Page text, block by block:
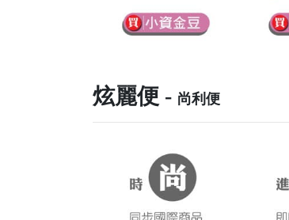
炫麗便 - 尚利便